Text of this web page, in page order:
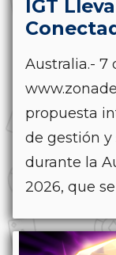
IGT
Australia.- 7
propuesta
de gestión y
durante la
2026, que